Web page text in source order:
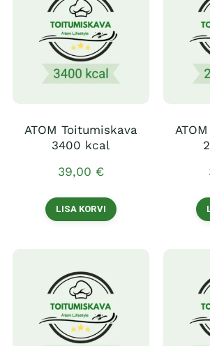
ATOM Toitumiskava
3400 kcal
39,00 €
LISA KORVI